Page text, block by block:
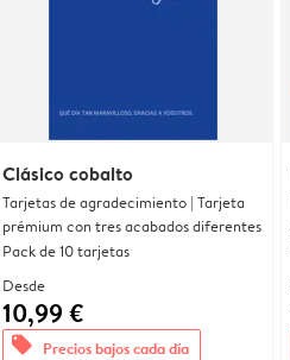
Clásico cobalto
Tarjetas de agradecimiento | Tarjeta
prémium con tres acabados diferentes
Pack de 10 tarjetas
Desde
10,99 €
offers Precios bajos cada día